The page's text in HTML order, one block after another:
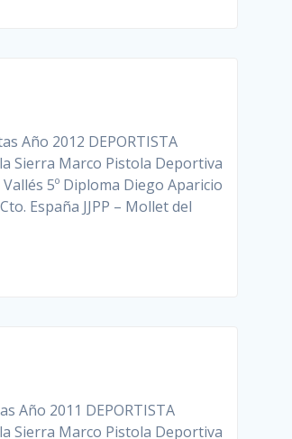
Año 2012 DEPORTISTA
Sierra Marco Pistola Deportiva
Vallés 5º Diploma Diego Aparicio
España JJPP – Mollet del
Año 2011 DEPORTISTA
Sierra Marco Pistola Deportiva